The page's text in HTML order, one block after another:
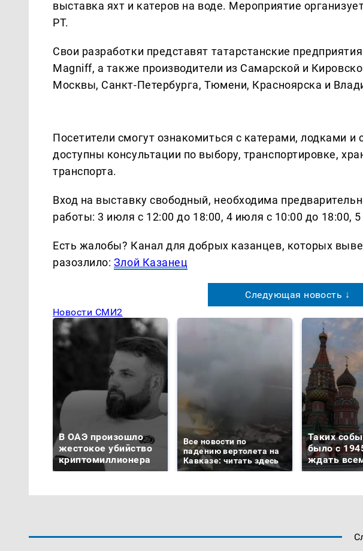
выставка яхт и катеров на воде. Мероприятие
РТ.
Свои разработки представят татарстанские
Magniff, а также производители из Самарской и
Москвы, Санкт-Петербурга, Тюмени, Красноярска и
Посетители смогут ознакомиться с катерами, лодками
доступны консультации по выбору, транспортировке,
транспорта.
Вход на выставку свободный, необходима
работы: 3 июля с 12:00 до 18:00, 4 июля с 10:00 до 18:00,
Есть жалобы? Канал для добрых казанцев, которых
разозлило: Злой Казанец
Следующая новость ↓
Новости СМИ2
В ОАЭ произошло
жестокое убийство
криптомиллионера
Все новости по
падению вертолета на
Кавказе: читать здесь
Таких
было с
ждать